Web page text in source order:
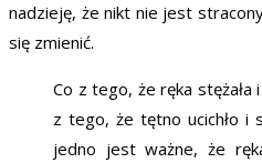
nadzieję, że nikt nie jest
się zmienić.
Co z tego, że ręka stężała
z tego, że tętno ucichło i
jedno jest ważne, że